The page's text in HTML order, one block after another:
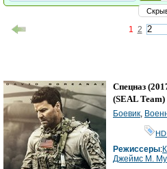
1 2
Спецназ
(SEAL Team)
Боевик
Режиссеры:
Джеймс М.